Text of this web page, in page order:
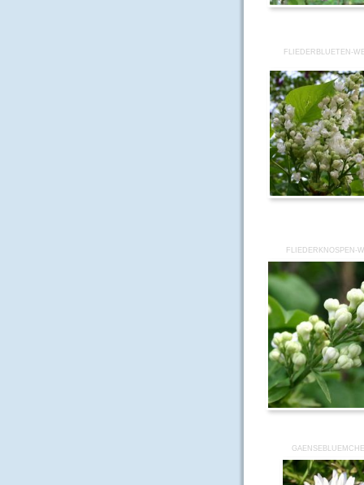
FLIEDERBLUETEN-
FLIEDERKNOSPEN-